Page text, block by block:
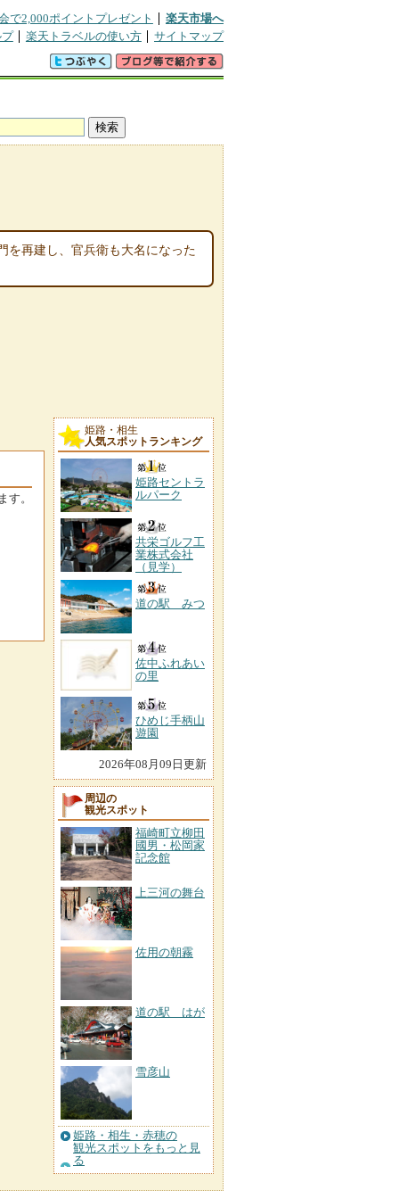
で2,000ポイントプレゼント
楽天市場へ
楽天トラベルの使い方 サイトマップ
を再建し、官兵衛も大名になった
す。
姫路・相生
人気スポットランキング
姫路セントラ
ルパーク
共栄ゴルフ工
業株式会社
（見学）
道の駅 みつ
佐中ふれあい
の里
ひめじ手柄山
遊園
2026年08月09日更新
周辺の
観光スポット
福崎町立柳田
國男・松岡家
記念館
上三河の舞台
佐用の朝霧
道の駅 はが
雪彦山
姫路・相生・赤穂の
観光スポットをもっと見
る